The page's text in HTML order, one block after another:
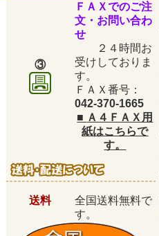
③
ＦＡＸでのご注
文・お問い合わ
せ
２４時間お
受けしておりま
す。
ＦＡＸ番号：
042-370-1665
■ Ａ４ＦＡＸ用
紙はこちらで
す。
送料
全国送料無料で
す。